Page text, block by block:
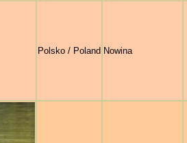
Polsko / Poland Nowina